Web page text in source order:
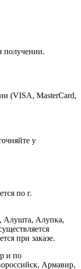
получении.
(VISA, MasterCard,
у
по г.
Алушта, Алупка,
при заказе.
и по
Армавир,